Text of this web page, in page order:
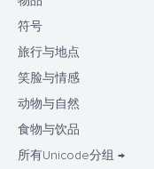
符号
旅行与地点
笑脸与情感
动物与自然
食物与饮品
所有Unicode分组 →